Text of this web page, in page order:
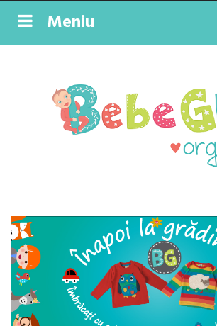
Meniu